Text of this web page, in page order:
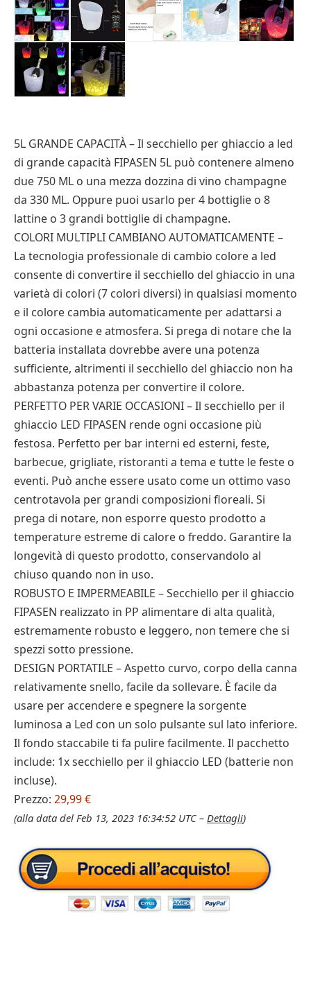
5L GRANDE CAPACITÀ – Il secchiello per ghiaccio a led
di grande capacità FIPASEN 5L può contenere almeno
due 750 ML o una mezza dozzina di vino champagne
da 330 ML. Oppure puoi usarlo per 4 bottiglie o 8
lattine o 3 grandi bottiglie di champagne.
COLORI MULTIPLI CAMBIANO AUTOMATICAMENTE –
La tecnologia professionale di cambio colore a led
consente di convertire il secchiello del ghiaccio in una
varietà di colori (7 colori diversi) in qualsiasi momento
e il colore cambia automaticamente per adattarsi a
ogni occasione e atmosfera. Si prega di notare che la
batteria installata dovrebbe avere una potenza
sufficiente, altrimenti il ​​secchiello del ghiaccio non ha
abbastanza potenza per convertire il colore.
PERFETTO PER VARIE OCCASIONI – Il secchiello per il
ghiaccio LED FIPASEN rende ogni occasione più
festosa. Perfetto per bar interni ed esterni, feste,
barbecue, grigliate, ristoranti a tema e tutte le feste o
eventi. Può anche essere usato come un ottimo vaso
centrotavola per grandi composizioni floreali. Si
prega di notare, non esporre questo prodotto a
temperature estreme di calore o freddo. Garantire la
longevità di questo prodotto, conservandolo al
chiuso quando non in uso.
ROBUSTO E IMPERMEABILE – Secchiello per il ghiaccio
FIPASEN realizzato in PP alimentare di alta qualità,
estremamente robusto e leggero, non temere che si
spezzi sotto pressione.
DESIGN PORTATILE – Aspetto curvo, corpo della canna
relativamente snello, facile da sollevare. È facile da
usare per accendere e spegnere la sorgente
luminosa a Led con un solo pulsante sul lato inferiore.
Il fondo staccabile ti fa pulire facilmente. Il pacchetto
include: 1x secchiello per il ghiaccio LED (batterie non
incluse).
Prezzo: 29,99 €
(alla data del Feb 13, 2023 16:34:52 UTC – Dettagli)